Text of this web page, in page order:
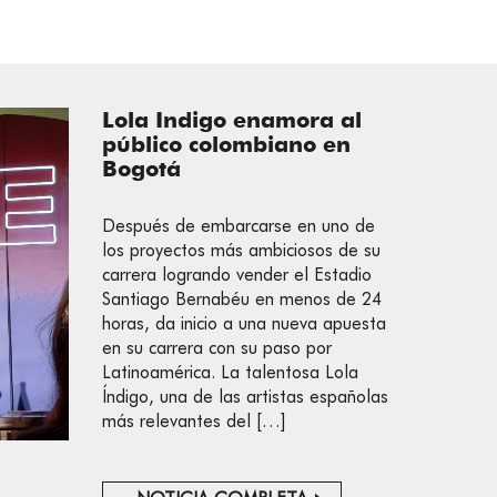
Lola Indigo enamora al
público colombiano en
Bogotá
Después de embarcarse en uno de
los proyectos más ambiciosos de su
carrera logrando vender el Estadio
Santiago Bernabéu en menos de 24
horas, da inicio a una nueva apuesta
en su carrera con su paso por
Latinoamérica. La talentosa Lola
Índigo, una de las artistas españolas
más relevantes del […]